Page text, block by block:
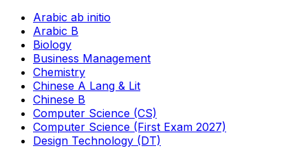
Arabic ab initio
Arabic B
Biology
Business Management
Chemistry
Chinese A Lang & Lit
Chinese B
Computer Science (CS)
Computer Science (First Exam 2027)
Design Technology (DT)